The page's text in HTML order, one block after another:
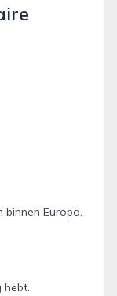
binnen Europa,
hebt.